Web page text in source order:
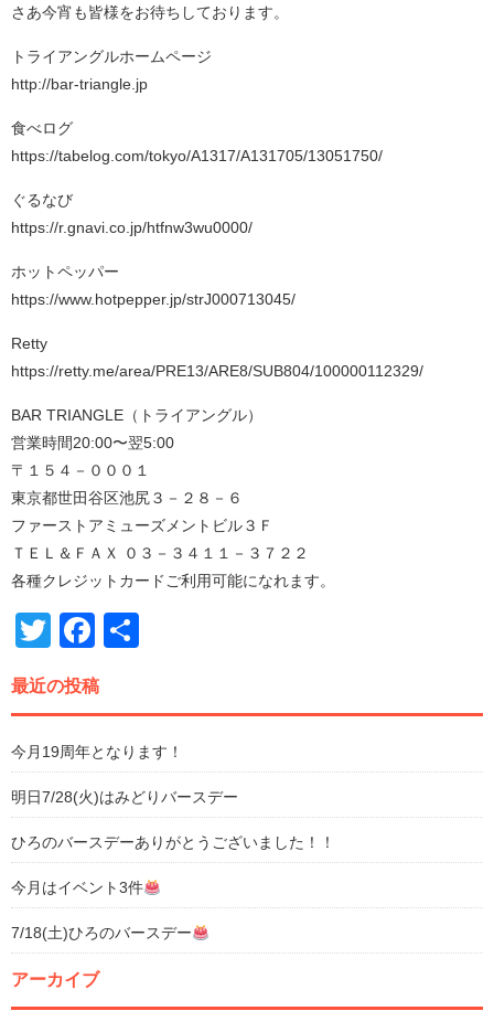
さあ今宵も皆様をお待ちしております。
トライアングルホームページ
http://bar-triangle.jp
食べログ
https://tabelog.com/tokyo/A1317/A131705/13051750/
ぐるなび
https://r.gnavi.co.jp/htfnw3wu0000/
ホットペッパー
https://www.hotpepper.jp/strJ000713045/
Retty
https://retty.me/area/PRE13/ARE8/SUB804/100000112329/
BAR TRIANGLE（トライアングル）
営業時間20:00〜翌5:00
〒１５４－０００１
東京都世田谷区池尻３－２８－６
ファーストアミューズメントビル３Ｆ
ＴＥＬ＆ＦＡＸ ０３－３４１１－３７２２
各種クレジットカードご利用可能になれます。
TwitterFacebook
最近の投稿
今月19周年となります！
明日7/28(火)はみどりバースデー
ひろのバースデーありがとうございました！！
今月はイベント3件
7/18(土)ひろのバースデー
アーカイブ